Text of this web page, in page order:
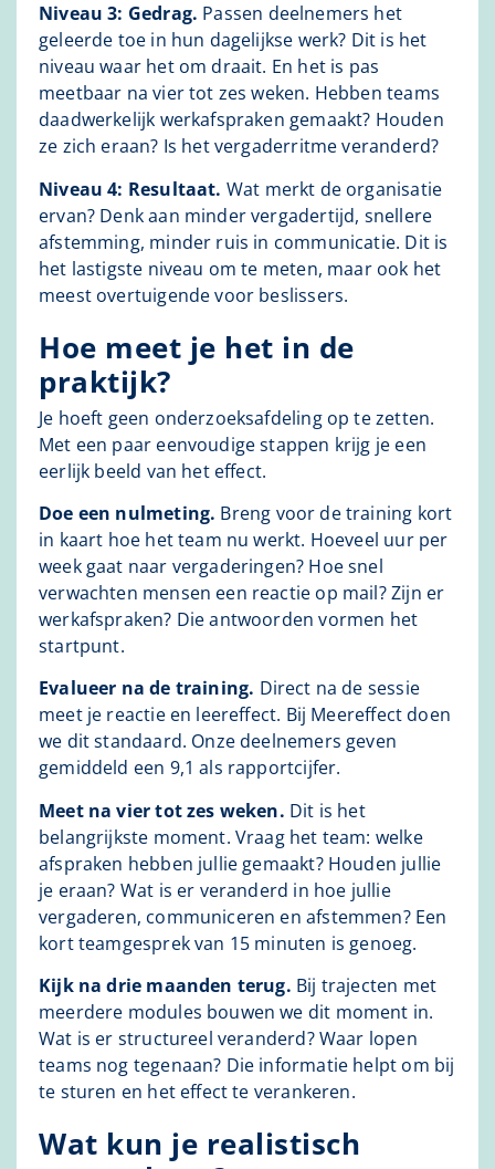
Niveau 3: Gedrag. Passen deelnemers het
geleerde toe in hun dagelijkse werk? Dit is het
niveau waar het om draait. En het is pas
meetbaar na vier tot zes weken. Hebben teams
daadwerkelijk werkafspraken gemaakt? Houden
ze zich eraan? Is het vergaderritme veranderd?
Niveau 4: Resultaat. Wat merkt de organisatie
ervan? Denk aan minder vergadertijd, snellere
afstemming, minder ruis in communicatie. Dit is
het lastigste niveau om te meten, maar ook het
meest overtuigende voor beslissers.
Hoe meet je het in de
praktijk?
Je hoeft geen onderzoeksafdeling op te zetten.
Met een paar eenvoudige stappen krijg je een
eerlijk beeld van het effect.
Doe een nulmeting. Breng voor de training kort
in kaart hoe het team nu werkt. Hoeveel uur per
week gaat naar vergaderingen? Hoe snel
verwachten mensen een reactie op mail? Zijn er
werkafspraken? Die antwoorden vormen het
startpunt.
Evalueer na de training. Direct na de sessie
meet je reactie en leereffect. Bij Meereffect doen
we dit standaard. Onze deelnemers geven
gemiddeld een 9,1 als rapportcijfer.
Meet na vier tot zes weken. Dit is het
belangrijkste moment. Vraag het team: welke
afspraken hebben jullie gemaakt? Houden jullie
je eraan? Wat is er veranderd in hoe jullie
vergaderen, communiceren en afstemmen? Een
kort teamgesprek van 15 minuten is genoeg.
Kijk na drie maanden terug. Bij trajecten met
meerdere modules bouwen we dit moment in.
Wat is er structureel veranderd? Waar lopen
teams nog tegenaan? Die informatie helpt om bij
te sturen en het effect te verankeren.
Wat kun je realistisch